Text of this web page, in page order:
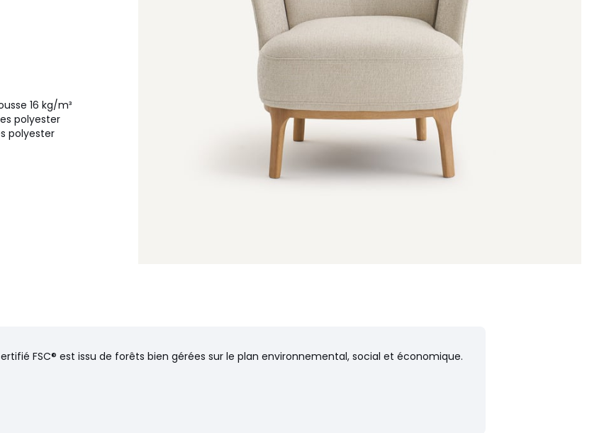
16 kg/m³
polyester
polyester
FSC® est issu de forêts bien gérées sur le plan environnemental, social et économique.